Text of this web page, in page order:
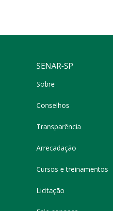
SENAR-SP
Sobre
Conselhos
Transparência
Arrecadação
Cursos e treinamentos
Licitação